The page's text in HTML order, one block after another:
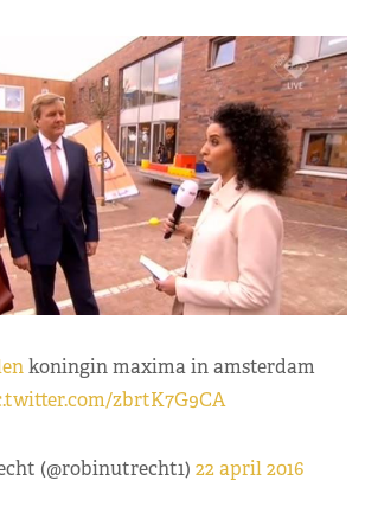
koningin maxima in amsterdam
zbrtK7G9CA
(@robinutrecht1) 22 april 2016